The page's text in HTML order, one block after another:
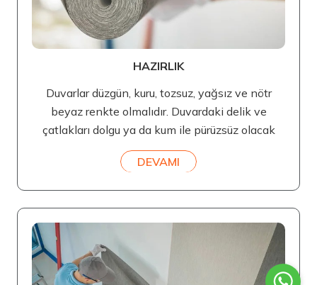
HAZIRLIK
Duvarlar düzgün, kuru, tozsuz, yağsız ve nötr
beyaz renkte olmalıdır. Duvardaki delik ve
çatlakları dolgu ya da kum ile pürüzsüz olacak
DEVAMI